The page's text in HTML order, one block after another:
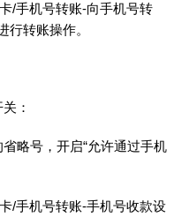
/手机号转账-向手机号转
行转账操作。
：
略号，开启“允许通过手机
/手机号转账-手机号收款设